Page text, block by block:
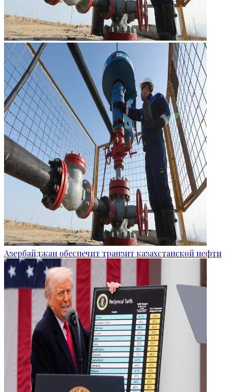
Азербайджан обеспечит транзит казахстанской нефти